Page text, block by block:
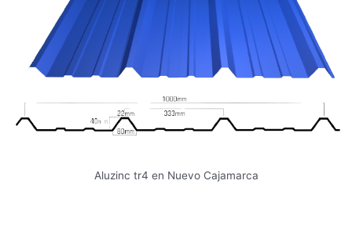
Aluzinc tr4 en Nuevo Cajamarca